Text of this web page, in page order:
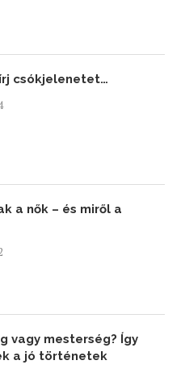
csókjelenetet…
a nők – és miről a
vagy mesterség? Így
a jó történetek